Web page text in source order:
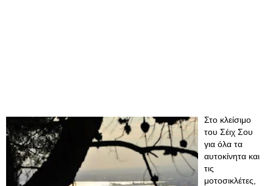
Στο κλείσιμο
του Σέιχ Σου
για όλα τα
αυτοκίνητα και
τις
μοτοσικλέτες,